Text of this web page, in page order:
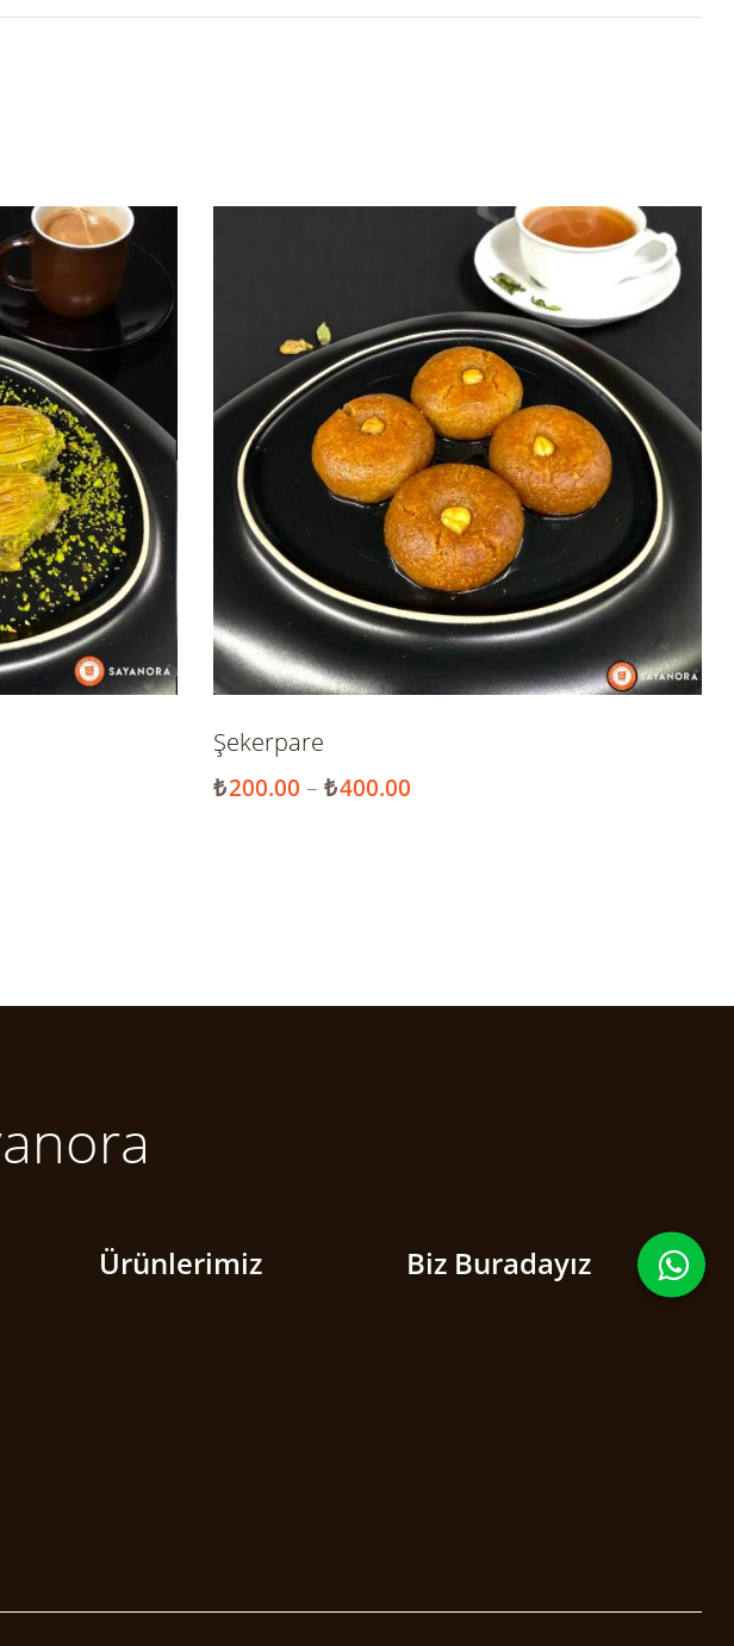
Şekerpare
₺200.00 – ₺400.00
Ürünlerimiz Biz Buradayız